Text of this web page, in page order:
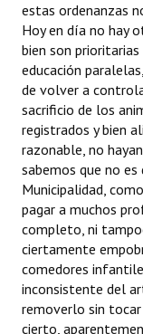
estas ordenanzas
Hoy en día no hay
bien son
educación
de volver a
sacrificio de los
registrados y bien
razonable, no
sabemos que no
Municipalidad,
pagar a muchos
completo, ni
ciertamente
comedores
inconsistente del
removerlo sin tocar
cierto,